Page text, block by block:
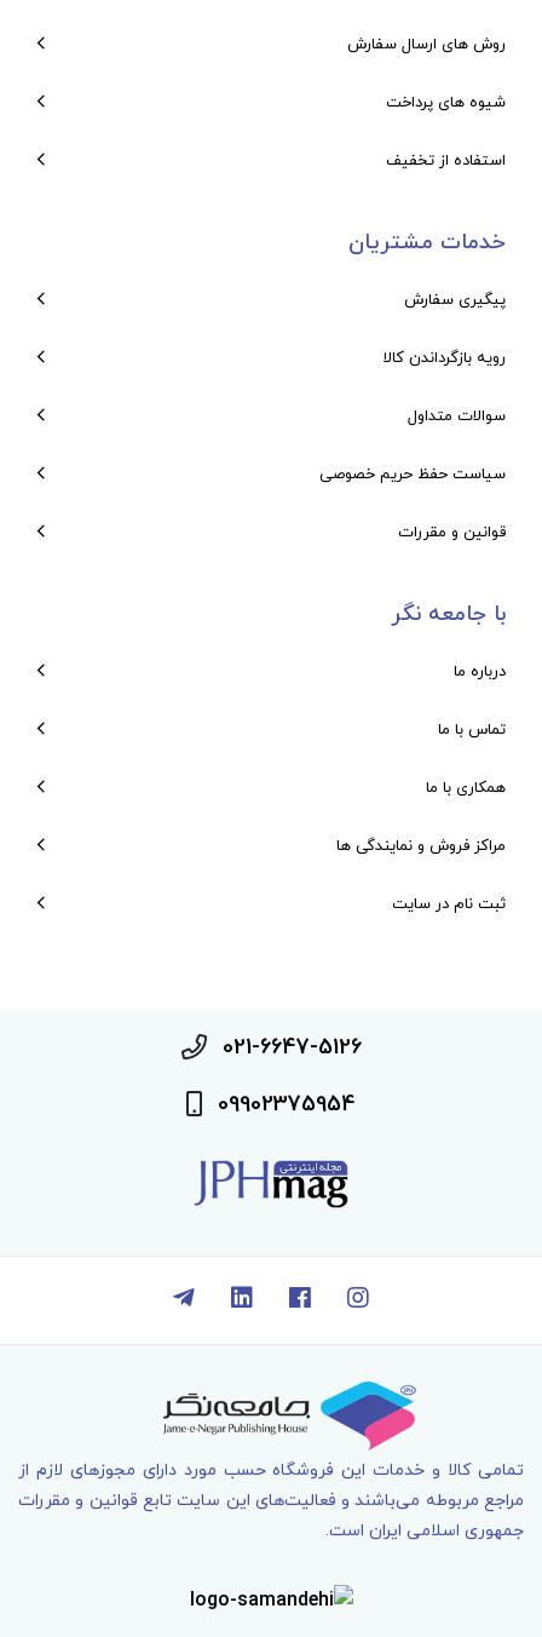
روش های ارسال سفارش
شیوه های پرداخت
استفاده از تخفیف
خدمات مشتریان
پیگیری سفارش
رویه بازگرداندن کالا
سوالات متداول
سیاست حفظ حریم خصوصی
قوانین و مقررات
با جامعه نگر
درباره ما
تماس با ما
همکاری با ما
مراکز فروش و نمایندگی ها
ثبت نام در سایت
021-6647-5126
09902375954
تمامی کالا و خدمات اين فروشگاه حسب مورد دارای مجوزهای لازم از
مراجع مربوطه می‌باشند و فعاليت‌های اين سايت تابع قوانين و مقررات
جمهوری اسلامی ايران است.